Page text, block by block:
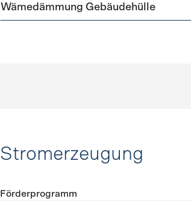
Wämedämmung Gebäudehülle
Stromerzeugung
Förderprogramm